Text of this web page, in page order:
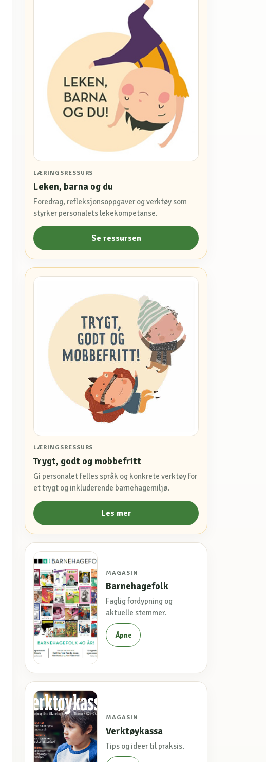
LÆRINGSRESSURS
Leken, barna og du
Foredrag, refleksjonsoppgaver og verktøy som
styrker personalets lekekompetanse.
Se ressursen
LÆRINGSRESSURS
Trygt, godt og mobbefritt
Gi personalet felles språk og konkrete verktøy for
et trygt og inkluderende barnehagemiljø.
Les mer
MAGASIN
Barnehagefolk
Faglig fordypning og
aktuelle stemmer.
Åpne
MAGASIN
Verktøykassa
Tips og ideer til praksis.